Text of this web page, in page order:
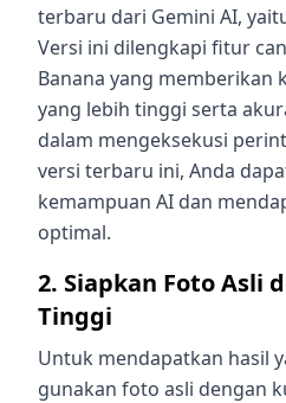
terbaru dari Gemini AI,
Versi ini dilengkapi fitur
Banana yang memberikan
yang lebih tinggi serta
dalam mengeksekusi
versi terbaru ini, Anda
kemampuan AI dan
optimal.
2. Siapkan Foto Asli
Tinggi
Untuk mendapatkan hasil
gunakan foto asli dengan